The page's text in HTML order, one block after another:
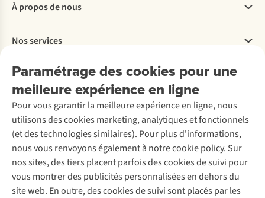
Paramétrage des cookies pour une
meilleure expérience en ligne
Pour vous garantir la meilleure expérience en ligne, nous
utilisons des cookies marketing, analytiques et fonctionnels
(et des technologies similaires). Pour plus d'informations,
nous vous renvoyons également à notre cookie policy. Sur
nos sites, des tiers placent parfois des cookies de suivi pour
vous montrer des publicités personnalisées en dehors du
site web. En outre, des cookies de suivi sont placés par les
Commander
Payer
Livraison
Rétractation d'une commande
Entretien & réparations
Garantie
Contactez-nous
À propos de nous
Explore More
À propos d’Ayacucho
Nos magasins
À propos d’A.S.Adventure
Déclaration d'accessibilité
Nos services
Location / Location sports d’hiver
Entretien de ski
Service de lavage
Entretien de chaussures
Réparation de chaussures
Réparation de vêtements
Retouches
Pour les entreprises
Découvrez
A.S.Magazine
Explore Camp
Gear Check
Expertise & conseils
Abonnez-vous à la newsletter
Suivez-nous